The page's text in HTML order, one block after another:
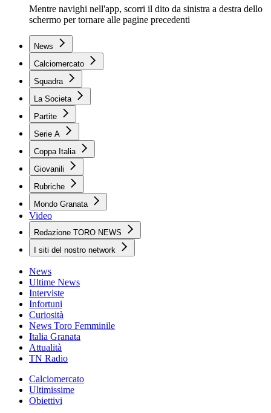
Mentre navighi nell'app, scorri il dito da sinistra a destra dello
schermo per tornare alle pagine precedenti
News
Calciomercato
Squadra
La Societa
Partite
Serie A
Coppa Italia
Giovanili
Rubriche
Mondo Granata
Video
Redazione TORO NEWS
I siti del nostro network
News
Ultime News
Interviste
Infortuni
Curiosità
News Toro Femminile
Italia Granata
Attualità
TN Radio
Calciomercato
Ultimissime
Obiettivi